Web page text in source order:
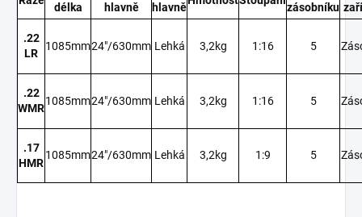
délka
hlavně
hlavně
zásobníku
.22
LR
1085mm24"/630mm Lehká 3,2kg 1:16 5
.22
WMR
1085mm24"/630mm Lehká 3,2kg 1:16 5
.17
HMR
1085mm24"/630mm Lehká 3,2kg 1:9 5